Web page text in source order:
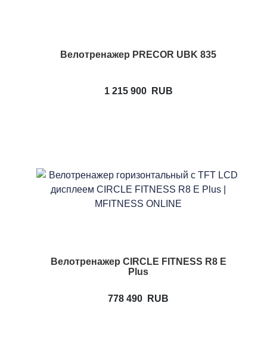
Велотренажер PRECOR UBK 835
1 215 900 RUB
Велотренажер CIRCLE FITNESS R8 E
Plus
778 490 RUB